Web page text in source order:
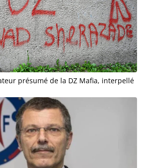
présumé de la DZ Mafia, interpellé